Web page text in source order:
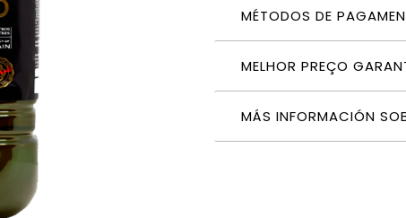
MÉTODOS DE
MELHOR PREÇO
MÁS INFORMACIÓN